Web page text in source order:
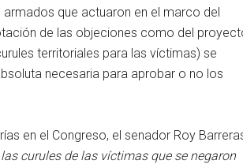
que actuaron en el marco del
de las objeciones como del
territoriales para las víctimas) se
necesaria para aprobar o no los
en el Congreso, el senador Roy
curules de las víctimas que se negaron